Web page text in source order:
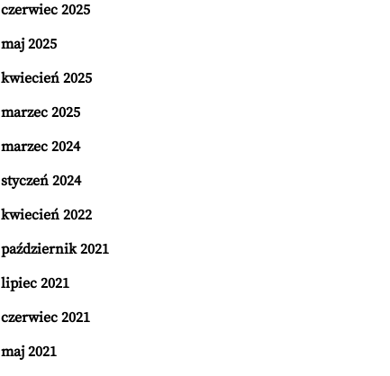
czerwiec 2025
maj 2025
kwiecień 2025
marzec 2025
marzec 2024
styczeń 2024
kwiecień 2022
październik 2021
lipiec 2021
czerwiec 2021
maj 2021